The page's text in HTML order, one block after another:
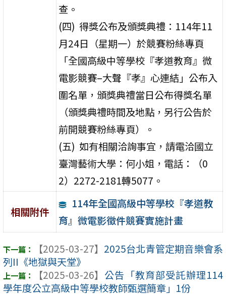
查。
(四) 得獎公布及頒獎典禮：114年11
月24日（星期一）於競賽粉絲專頁
「全國高級中等學校『孝道教育』微
電影競賽–大聲『孝』心連結」公布入
圍名單，頒獎典禮當日公布得獎名單
（頒獎典禮時間及地點，另行公告於
前開競賽粉絲專頁）。
(五) 如有相關洽詢事宜，請電洽國立
臺灣藝術大學：何小姐，電話：（0
2）2272-2181轉5077。
相關附件
114年全國高級中等學校『孝道教
育』微電影徵件競賽實施計畫
【2025-03-27】 2025台北青管定期音樂會系
列II《地獄與天堂》
【2025-03-26】 公告「教育部受託辦理114
學年度公立高級中等學校教師甄選簡章」1份